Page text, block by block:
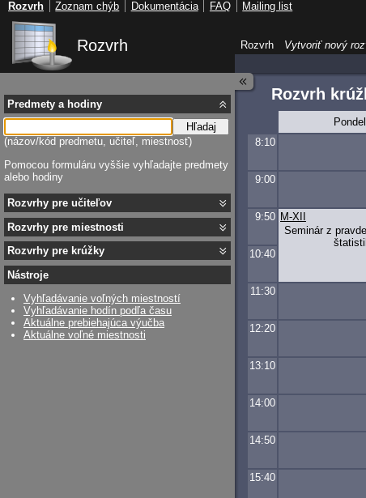
Rozvrh
Rozvrh
8:10
9:00
9:50
Seminár z
M-XII
10:40
11:30
12:20
13:10
14:00
14:50
15:40
Predmety a hodiny
Hľadaj
(názov/kód predmetu, učiteľ, miestnosť)
Pomocou formuláru vyššie vyhľadajte predmety
alebo hodiny
Rozvrhy pre učiteľov
Rozvrhy pre miestnosti
Rozvrhy pre krúžky
Nástroje
Vyhľadávanie voľných miestností
Vyhľadávanie hodín podľa času
Aktuálne prebiehajúca výučba
Aktuálne voľné miestnosti
Rozvrh
Vytvoriť nový
Rozvrh Zoznam chýb Dokumentácia FAQ Mailing list